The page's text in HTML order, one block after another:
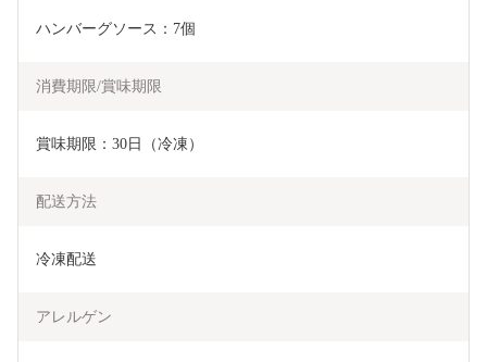
ハンバーグソース：7個
消費期限/賞味期限
賞味期限：30日（冷凍）
配送方法
冷凍配送
アレルゲン